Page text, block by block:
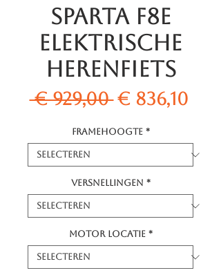
Sparta F8E
Elektrische
Herenfiets
€ 929,00 Normale
€ 836,10
Framehoogte *
Versnellingen *
Motor locatie *